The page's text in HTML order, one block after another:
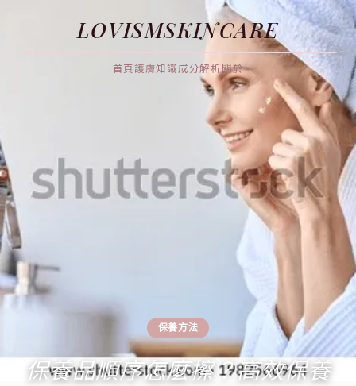
LOVISMSKINCARE
首頁護膚知識成分解析關於
保養方法
保養品順序怎麼擦？高效保養